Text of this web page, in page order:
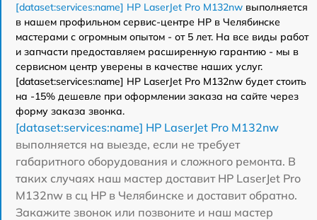
[dataset:services:name] HP LaserJet Pro M132nw выполняется
в нашем профильном сервис-центре HP в Челябинске
мастерами с огромным опытом - от 5 лет. На все виды работ
и запчасти предоставляем расширенную гарантию - мы в
сервисном центр уверены в качестве наших услуг.
[dataset:services:name] HP LaserJet Pro M132nw будет стоить
на -15% дешевле при оформлении заказа на сайте через
форму заказа звонка.
[dataset:services:name] HP LaserJet Pro M132nw
выполняется на выезде, если не требует
габаритного оборудования и сложного ремонта. В
таких случаях наш мастер доставит HP LaserJet Pro
M132nw в сц HP в Челябинске и доставит обратно.
Закажите звонок или позвоните и наш мастер